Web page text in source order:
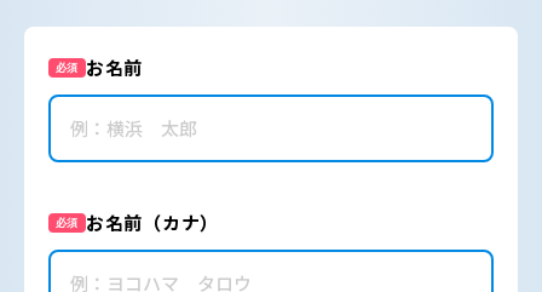
必須 お名前
必須 お名前（カナ）